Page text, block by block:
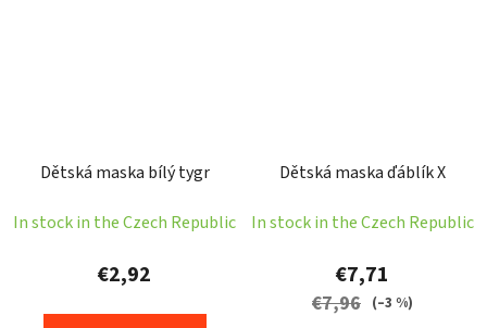
Dětská maska bílý tygr
In stock in the Czech Republic
€2,92
Dětská maska ďáblík X
In stock in the Czech Republic
€7,71
€7,96 (–3 %)